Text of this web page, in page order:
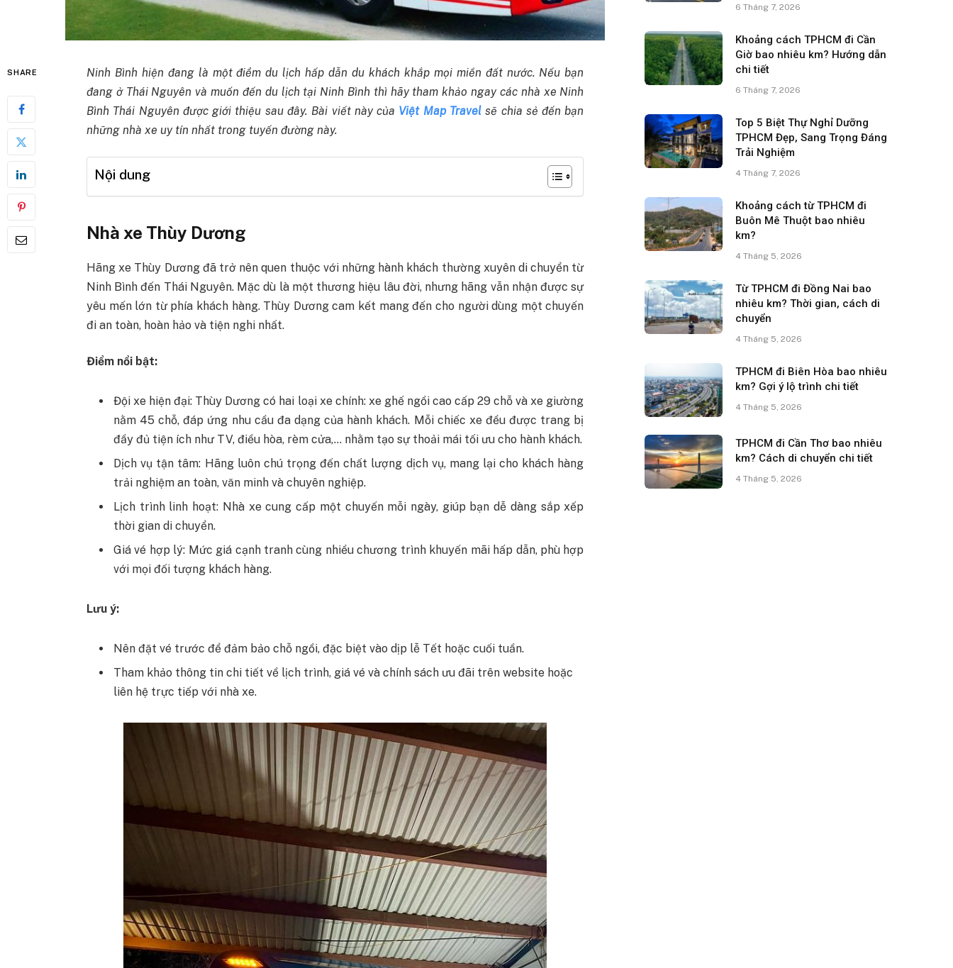
SHARE
Ninh Bình hiện đang là một điểm du lịch hấp dẫn du khách khắp mọi miền đất nước. Nếu bạn
đang ở Thái Nguyên và muốn đến du lịch tại Ninh Bình thì hãy tham khảo ngay các nhà xe Ninh
Bình Thái Nguyên được giới thiệu sau đây. Bài viết này của Việt Map Travelsẽ chia sẻ đến bạn
những nhà xe uy tín nhất trong tuyến đường này.
Nội dung
Nhà xe Thùy Dương
Hãng xe Thùy Dương đã trở nên quen thuộc với những hành khách thường xuyên di chuyển từ
Ninh Bình đến Thái Nguyên. Mặc dù là một thương hiệu lâu đời, nhưng hãng vẫn nhận được sự
yêu mến lớn từ phía khách hàng. Thùy Dương cam kết mang đến cho người dùng một chuyến
đi an toàn, hoàn hảo và tiện nghi nhất.
Điểm nổi bật:
Đội xe hiện đại: Thùy Dương có hai loại xe chính: xe ghế ngồi cao cấp 29 chỗ và xe giường
nằm 45 chỗ, đáp ứng nhu cầu đa dạng của hành khách. Mỗi chiếc xe đều được trang bị
đầy đủ tiện ích như TV, điều hòa, rèm cửa,… nhằm tạo sự thoải mái tối ưu cho hành khách.
Dịch vụ tận tâm: Hãng luôn chú trọng đến chất lượng dịch vụ, mang lại cho khách hàng
trải nghiệm an toàn, văn minh và chuyên nghiệp.
Lịch trình linh hoạt: Nhà xe cung cấp một chuyến mỗi ngày, giúp bạn dễ dàng sắp xếp
thời gian di chuyển.
Giá vé hợp lý: Mức giá cạnh tranh cùng nhiều chương trình khuyến mãi hấp dẫn, phù hợp
với mọi đối tượng khách hàng.
Lưu ý:
Nên đặt vé trước để đảm bảo chỗ ngồi, đặc biệt vào dịp lễ Tết hoặc cuối tuần.
Tham khảo thông tin chi tiết về lịch trình, giá vé và chính sách ưu đãi trên website hoặc
liên hệ trực tiếp với nhà xe.
6 Tháng 7, 2026
Khoảng cách TPHCM đi Cần
Giờ bao nhiêu km? Hướng dẫn
chi tiết
6 Tháng 7, 2026
Top 5 Biệt Thự Nghỉ Dưỡng
TPHCM Đẹp, Sang Trọng Đáng
Trải Nghiệm
4 Tháng 7, 2026
Khoảng cách từ TPHCM đi
Buôn Mê Thuột bao nhiêu
km?
4 Tháng 5, 2026
Từ TPHCM đi Đồng Nai bao
nhiêu km? Thời gian, cách di
chuyển
4 Tháng 5, 2026
TPHCM đi Biên Hòa bao nhiêu
km? Gợi ý lộ trình chi tiết
4 Tháng 5, 2026
TPHCM đi Cần Thơ bao nhiêu
km? Cách di chuyển chi tiết
4 Tháng 5, 2026